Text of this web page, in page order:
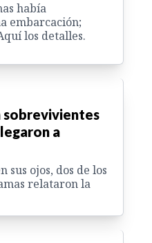
había
embarcación;
los detalles.
sobrevivientes
a
sus ojos, dos de los
relataron la